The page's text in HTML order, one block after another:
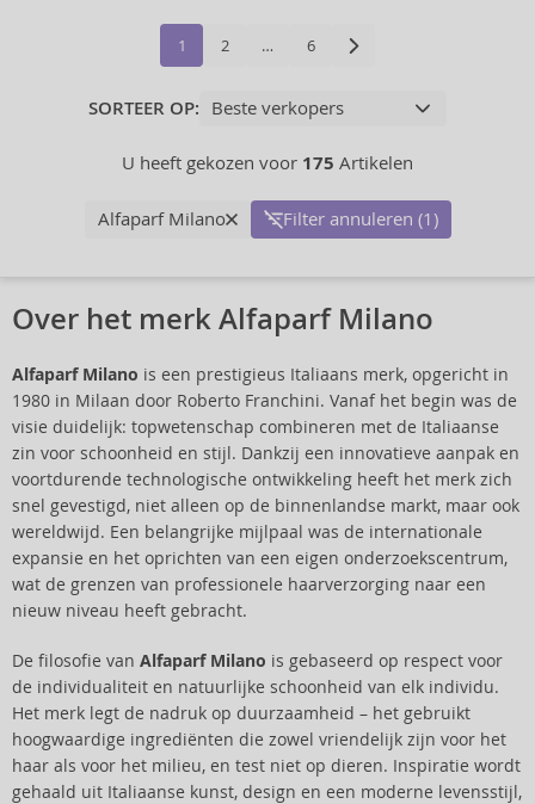
1 2 … 6
SORTEER OP:
U heeft gekozen voor 175 Artikelen
Alfaparf Milano Filter annuleren (1)
Over het merk Alfaparf Milano
Alfaparf Milano is een prestigieus Italiaans merk, opgericht in
1980 in Milaan door Roberto Franchini. Vanaf het begin was de
visie duidelijk: topwetenschap combineren met de Italiaanse
zin voor schoonheid en stijl. Dankzij een innovatieve aanpak en
voortdurende technologische ontwikkeling heeft het merk zich
snel gevestigd, niet alleen op de binnenlandse markt, maar ook
wereldwijd. Een belangrijke mijlpaal was de internationale
expansie en het oprichten van een eigen onderzoekscentrum,
wat de grenzen van professionele haarverzorging naar een
nieuw niveau heeft gebracht.
De filosofie van Alfaparf Milano is gebaseerd op respect voor
de individualiteit en natuurlijke schoonheid van elk individu.
Het merk legt de nadruk op duurzaamheid – het gebruikt
hoogwaardige ingrediënten die zowel vriendelijk zijn voor het
haar als voor het milieu, en test niet op dieren. Inspiratie wordt
gehaald uit Italiaanse kunst, design en een moderne levensstijl,